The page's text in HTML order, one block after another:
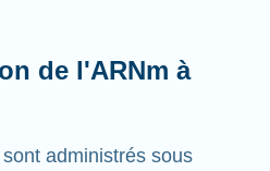
administrés sous
injectable. Les futurs